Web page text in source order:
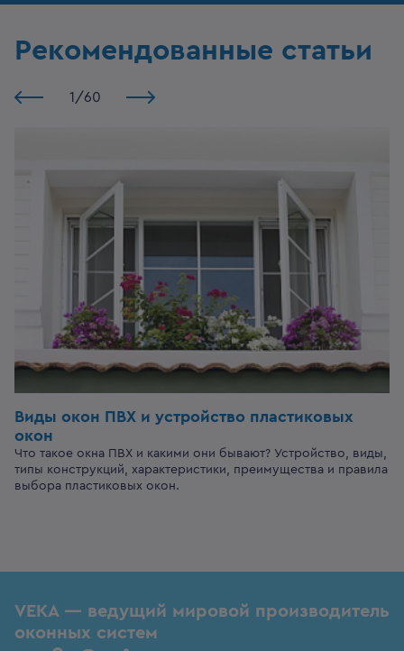
Рекомендованные статьи
1 /60
Виды окон ПВХ и устройство пластиковых
окон
Что такое окна ПВХ и какими они бывают? Устройство, виды,
типы конструкций, характеристики, преимущества и правила
выбора пластиковых окон.
VEKA — ведущий мировой производитель
оконных систем